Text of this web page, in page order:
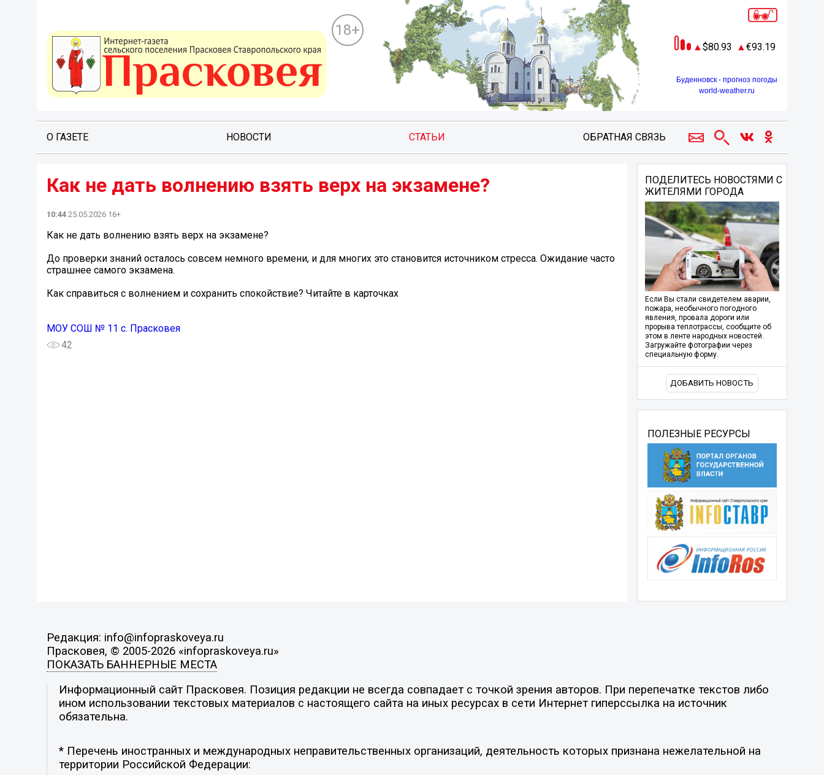
18+
80.93 93.19
Буденновск - прогноз погоды
world-weather.ru
О ГАЗЕТЕ НОВОСТИ СТАТЬИ ОБРАТНАЯ СВЯЗЬ
Как не дать волнению взять верх на экзамене?
10:44 25.05.2026 16+
Как не дать волнению взять верх на экзамене?
До проверки знаний осталось совсем немного времени, и для многих это становится источником стресса. Ожидание часто
страшнее самого экзамена.
Как справиться с волнением и сохранить спокойствие? Читайте в карточках
МОУ СОШ № 11 с. Прасковея
42
ПОДЕЛИТЕСЬ НОВОСТЯМИ С
ЖИТЕЛЯМИ ГОРОДА
Если Вы стали свидетелем аварии,
пожара, необычного погодного
явления, провала дороги или
прорыва теплотрассы, сообщите об
этом в ленте народных новостей.
Загружайте фотографии через
специальную форму.
ДОБАВИТЬ НОВОСТЬ
ПОЛЕЗНЫЕ РЕСУРСЫ
Редакция: info@infopraskoveya.ru
Прасковея, © 2005-2026 «infopraskoveya.ru»
ПОКАЗАТЬ БАННЕРНЫЕ МЕСТА
Информационный сайт Прасковея. Позиция редакции не всегда совпадает с точкой зрения авторов. При перепечатке текстов либо
ином использовании текстовых материалов с настоящего сайта на иных ресурсах в сети Интернет гиперссылка на источник
обязательна.
* Перечень иностранных и международных неправительственных организаций, деятельность которых признана нежелательной на
территории Российской Федерации: